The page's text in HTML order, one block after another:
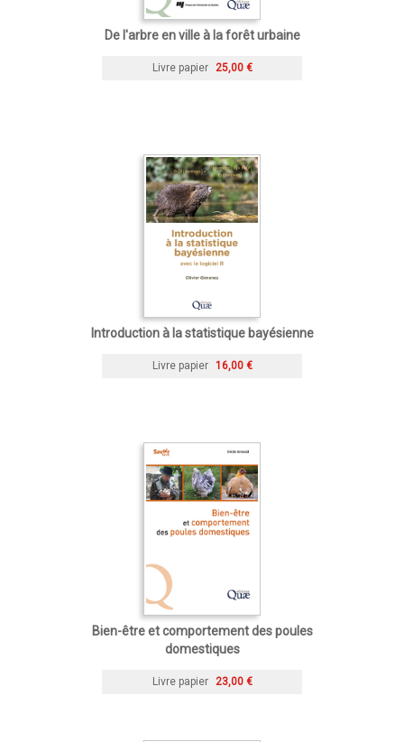
De l'arbre en ville à la forêt urbaine
Livre papier 25,00 €
Introduction à la statistique bayésienne
Livre papier 16,00 €
Bien-être et comportement des poules
domestiques
Livre papier 23,00 €